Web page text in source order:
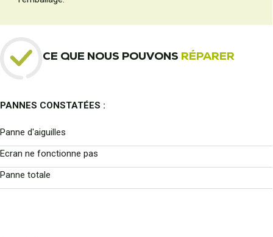
CE QUE NOUS POUVONS RÉPARER
PANNES CONSTATÉES :
Panne d'aiguilles
Ecran ne fonctionne pas
Panne totale